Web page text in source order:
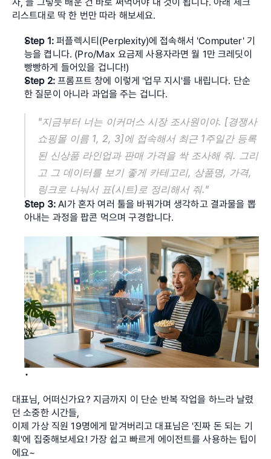
리스트대로 딱 한 번만 따라 해보세요.
Step 1: 퍼플렉시티(Perplexity)에 접속해서 'Computer' 기
능을 켭니다. (Pro/Max 요금제 사용자라면 월 1만 크레딧이
빵빵하게 들어있을 겁니다!)
Step 2: 프롬프트 창에 이렇게 '업무 지시'를 내립니다. 단순
한 질문이 아니라 과업을 주는 겁니다.
"지금부터 너는 이커머스 시장 조사원이야. [경쟁사
쇼핑몰 이름 1, 2, 3]에 접속해서 최근 1주일간 등록
된 신상품 라인업과 판매 가격을 싹 조사해 줘. 그리
고 그 데이터를 보기 좋게 카테고리, 상품명, 가격,
링크로 나눠서 표(시트)로 정리해서 줘."
Step 3: AI가 혼자 여러 툴을 바꿔가며 생각하고 결과물을 뽑
아내는 과정을 팝콘 먹으며 구경합니다.
대표님, 어떠신가요? 지금까지 이 단순 반복 작업을 하느라 날렸
던 소중한 시간들,
이제 가상 직원 19명에게 맡겨버리고 대표님은 '진짜 돈 되는 기
획'에 집중해보세요! 가장 쉽고 빠르게 에이전트를 사용하는 팁이
에요~